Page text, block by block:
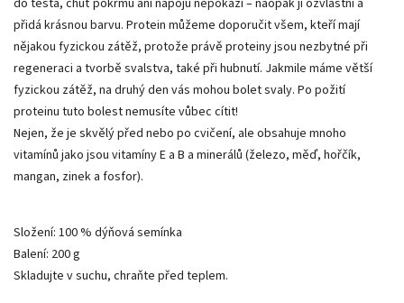
přidá krásnou barvu. Protein můžeme doporučit všem, kteří mají
nějakou fyzickou zátěž, protože právě proteiny jsou nezbytné při
regeneraci a tvorbě svalstva, také při hubnutí. Jakmile máme větší
fyzickou zátěž, na druhý den vás mohou bolet svaly. Po požití
proteinu tuto bolest nemusíte vůbec cítit!
Nejen, že je skvělý před nebo po cvičení, ale obsahuje mnoho
vitamínů jako jsou vitamíny E a B a minerálů (železo, měď, hořčík,
mangan, zinek a fosfor).
Složení: 100 % dýňová semínka
Balení: 200 g
Skladujte v suchu, chraňte před teplem.